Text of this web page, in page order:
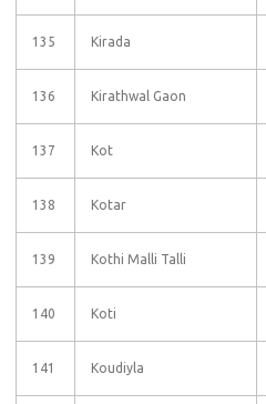
135 Kirada
136 Kirathwal Gaon
137 Kot
138 Kotar
139 Kothi Malli Talli
140 Koti
141 Koudiyla